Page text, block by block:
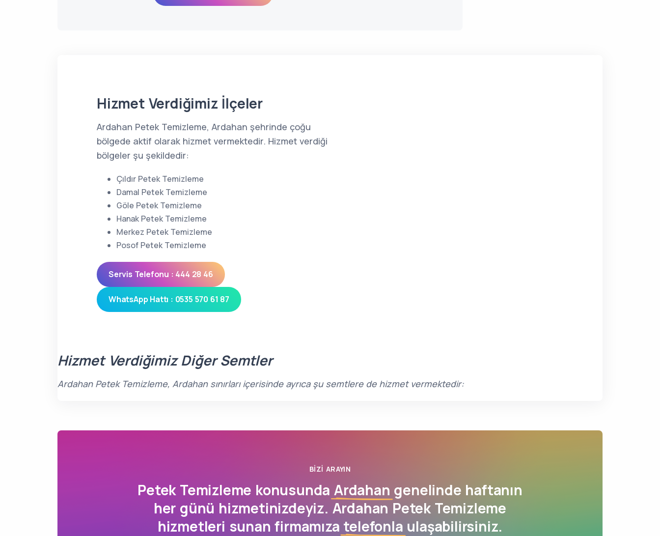
Hizmet Verdiğimiz İlçeler
Ardahan Petek Temizleme, Ardahan şehrinde çoğu
bölgede aktif olarak hizmet vermektedir. Hizmet verdiği
bölgeler şu şekildedir:
Çıldır Petek Temizleme
Damal Petek Temizleme
Göle Petek Temizleme
Hanak Petek Temizleme
Merkez Petek Temizleme
Posof Petek Temizleme
Servis Telefonu : 444 28 46
WhatsApp Hattı : 0535 570 61 87
Hizmet Verdiğimiz Diğer Semtler
Ardahan Petek Temizleme, Ardahan sınırları içerisinde ayrıca şu semtlere de hizmet vermektedir:
BIZI ARAYIN
Petek Temizleme konusunda Ardahan genelinde haftanın
her günü hizmetinizdeyiz. Ardahan Petek Temizleme
hizmetleri sunan firmamıza telefonla ulaşabilirsiniz.